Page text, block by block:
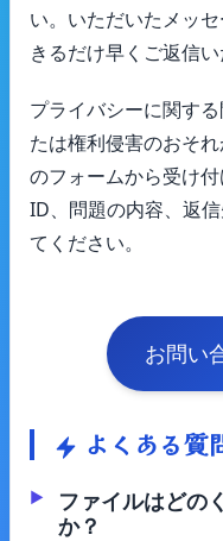
い。いただいたメッ
きるだけ早くご返信い
プライバシーに関す
たは権利侵害のおそ
のフォームから受け
ID、問題の内容、返
てください。
お問い
よくある質
ファイルはどの
か？